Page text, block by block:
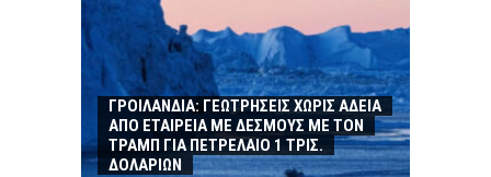
ΓΡΟΙΛΑΝΔΙΑ: ΓΕΩΤΡΗΣΕΙΣ ΧΩΡΙΣ ΑΔΕΙΑ
ΑΠΟ ΕΤΑΙΡΕΙΑ ΜΕ ΔΕΣΜΟΥΣ ΜΕ ΤΟΝ
ΤΡΑΜΠ ΓΙΑ ΠΕΤΡΕΛΑΙΟ 1 ΤΡΙΣ.
ΔΟΛΑΡΙΩΝ